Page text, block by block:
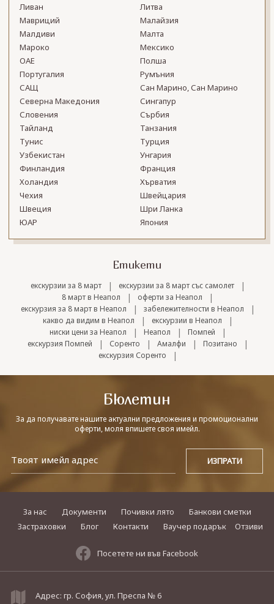
Ливан
Литва
Мавриций
Малайзия
Малдиви
Малта
Мароко
Мексико
ОАЕ
Полша
Португалия
Румъния
САЩ
Сан Марино, Сан Марино
Северна Македония
Сингапур
Словения
Сърбия
Тайланд
Танзания
Тунис
Турция
Узбекистан
Унгария
Финландия
Франция
Холандия
Хърватия
Чехия
Швейцария
Швеция
Шри Ланка
ЮАР
Япония
Етикети
екскурзии за 8 март | екскурзии за 8 март със самолет |
8 март в Неапол | оферти за Неапол |
екскурзия за 8 март в Неапол | забележителности в Неапол |
какво да видим в Неапол | екскурзии в Неапол |
ниски цени за Неапол | Неапол | Помпей |
екскурзия Помпей | Соренто | Амалфи | Позитано |
екскурзия Соренто |
Бюлетин
За да получавате нашите актуални предложения и промоционални
оферти, моля впишете своя имейл.
За нас Документи Почивки лято
Банкови сметки
Застраховки
Блог Контакти Ваучер подарък Отзиви
Посетете ни във Facebook
Адрес: гр. София, ул. Преспа № 6